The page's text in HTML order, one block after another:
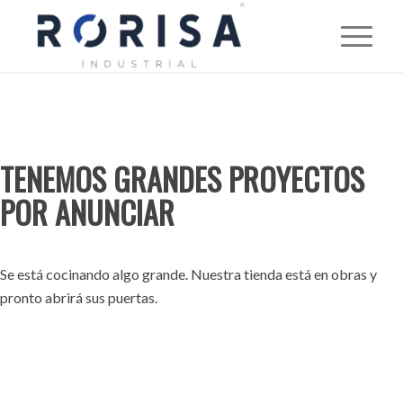
TENEMOS GRANDES PROYECTOS
POR ANUNCIAR
Se está cocinando algo grande. Nuestra tienda está en obras y
pronto abrirá sus puertas.